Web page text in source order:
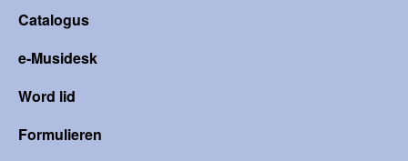
Catalogus
e-Musidesk
Word lid
Formulieren